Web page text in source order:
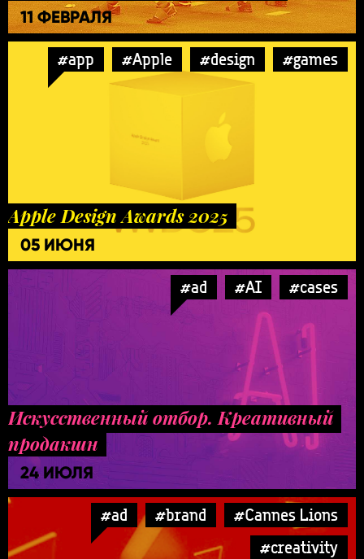
11 ФЕВРАЛЯ
#app #Apple #design #games
Apple Design Awards 2025
05 ИЮНЯ
#ad #AI #cases
Искусственный отбор. Креативный
продакшн
24 ИЮЛЯ
#ad #brand
#Cannes Lions
#creativity